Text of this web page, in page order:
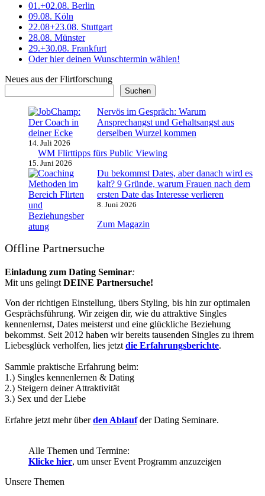
01.+02.08. Berlin
09.08. Köln
22.08+23.08. Stuttgart
28.08. Münster
29.+30.08. Frankfurt
Oder hier deinen Wunschtermin wählen!
Neues aus der Flirtforschung
Suchen
Nervös im Gespräch: Warum
Ansprechangst und Gehaltsangst aus
derselben Wurzel kommen
14. Juli 2026
WM Flirttipps fürs Public Viewing
15. Juni 2026
Du bekommst Dates, aber danach wird es
kalt? 9 Gründe, warum Frauen nach dem
ersten Date das Interesse verlieren
8. Juni 2026
Zum Magazin
Offline Partnersuche
Einladung zum Dating Seminar:
Mit uns gelingtDEINE Partnersuche!
Von der richtigen Einstellung, übers Styling, bis hin zur optimalen
Gesprächsführung. Wir zeigen dir, wie du attraktive Singles
kennenlernst, Dates meisterst und eine glückliche Beziehung
bekommst. Seit 2012 haben wir bereits tausenden Singles zu ihrem
Liebesglück verholfen, lies jetztdie Erfahrungsberichte.
Sammle praktische Erfahrung beim:
1.) Singles kennenlernen & Dating
2.) Steigern deiner Attraktivität
3.) Sex und der Liebe
Erfahre jetzt mehr überden Ablaufder Dating Seminare.
Alle Themen und Termine:
Klicke hier, um unser Event Programm anzuzeigen
Unsere Themen